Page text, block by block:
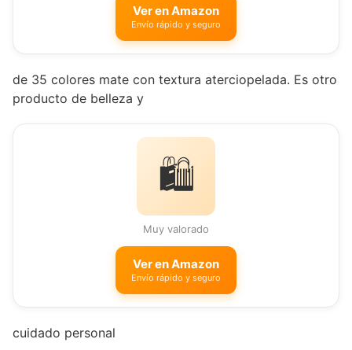
Ver en Amazon
Envío rápido y seguro
de 35 colores mate con textura aterciopelada. Es otro
producto de belleza y
🛍️
Muy valorado
Ver en Amazon
Envío rápido y seguro
cuidado personal